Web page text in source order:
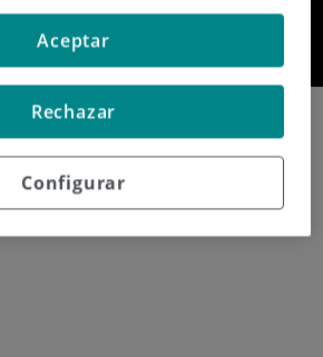
Configurar
Rechazar
Aceptar